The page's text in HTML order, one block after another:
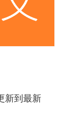
新到最新